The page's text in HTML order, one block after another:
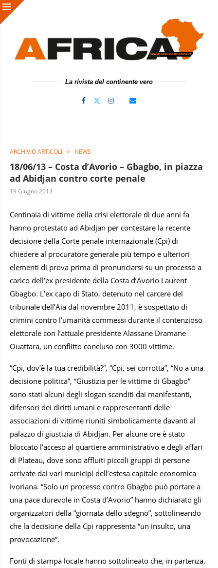
La rivista del continente vero
ARCHIVIO ARTICOLI NEWS
18/06/13 – Costa d’Avorio – Gbagbo, in piazza
ad Abidjan contro corte penale
19 Giugno 2013
Centinaia di vittime della crisi elettorale di due anni fa
hanno protestato ad Abidjan per contestare la recente
decisione della Corte penale internazionale (Cpi) di
chiedere al procuratore generale più tempo e ulteriori
elementi di prova prima di pronunciarsi su un processo a
carico dell’ex presidente della Costa d’Avorio Laurent
Gbagbo. L’ex capo di Stato, detenuto nel carcere del
tribunale dell’Aia dal novembre 2011, è sospettato di
crimini contro l’umanità commessi durante il contenzioso
elettorale con l’attuale presidente Alassane Dramane
Ouattara, un conflitto concluso con 3000 vittime.
“Cpi, dov’è la tua credibilità?”, “Cpi, sei corrotta”, “No a una
decisione politica”, “Giustizia per le vittime di Gbagbo”
sono stati alcuni degli slogan scanditi dai manifestanti,
difensori dei diritti umani e rappresentanti delle
associazioni di vittime riuniti simbolicamente davanti al
palazzo di giustizia di Abidjan. Per alcune ore è stato
bloccato l’acceso al quartiere amministrativo e degli affari
di Plateau, dove sono affluiti piccoli gruppi di persone
arrivate dai vari municipi dell’estesa capitale economica
ivoriana. “Solo un processo contro Gbagbo può portare a
una pace durevole in Costa d’Avorio” hanno dichiarato gli
organizzatori della “giornata dello sdegno”, sottolineando
che la decisione della Cpi rappresenta “un insulto, una
provocazione”.
Fonti di stampa locale hanno sottolineato che, in partenza,